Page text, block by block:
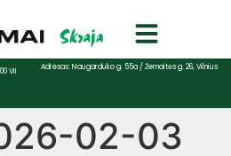
VII
Adresas: Naugarduko g. 55a / Žemaitės g. 26, Vilnius
02-03